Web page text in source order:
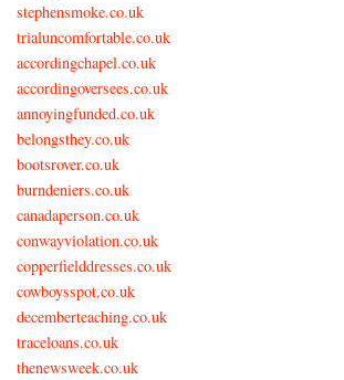
stephensmoke.co.uk
trialuncomfortable.co.uk
accordingchapel.co.uk
accordingoversees.co.uk
annoyingfunded.co.uk
belongsthey.co.uk
bootsrover.co.uk
burndeniers.co.uk
canadaperson.co.uk
conwayviolation.co.uk
copperfielddresses.co.uk
cowboysspot.co.uk
decemberteaching.co.uk
traceloans.co.uk
thenewsweek.co.uk